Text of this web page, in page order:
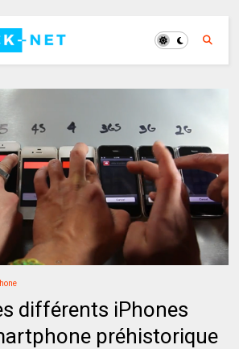
différents iPhones
préhistorique